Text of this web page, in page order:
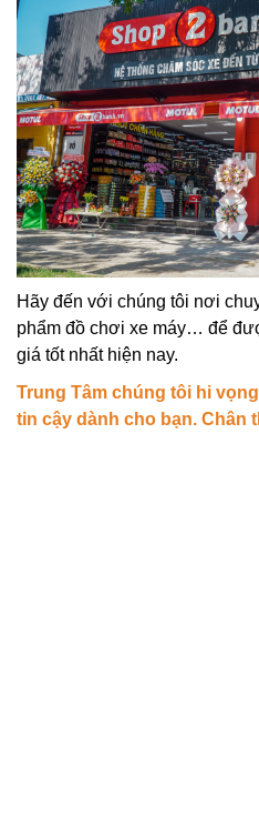
Hãy đến với chúng tôi nơi
phẩm đồ chơi xe máy… để
giá tốt nhất hiện nay.
Trung Tâm chúng tôi hi
tin cậy dành cho bạn. Chân